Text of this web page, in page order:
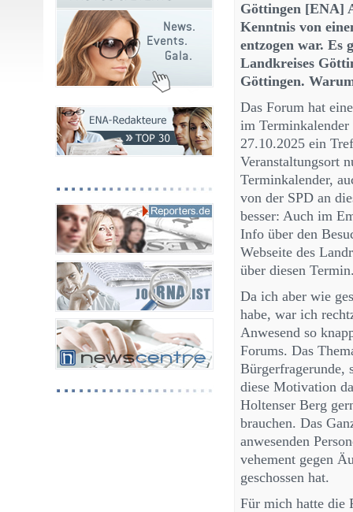
Göttingen [ENA]
Kenntnis von
entzogen war. Es
Landkreises
Göttingen.
Das Forum hat
im
27.10.2025 ein
Veranstaltungsort
Terminkalender,
von der SPD an
besser: Auch im
Info über den
Webseite des
über diesen
Da ich aber wie
habe, war ich
Anwesend so
Forums. Das
Bürgerfragerunde,
diese Motivation
Holtenser Berg
brauchen. Das
anwesenden
vehement gegen
geschossen hat.
Für mich hatte die